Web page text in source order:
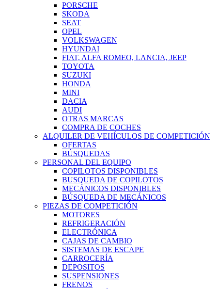
PORSCHE
SKODA
SEAT
OPEL
VOLKSWAGEN
HYUNDAI
FIAT, ALFA ROMEO, LANCIA, JEEP
TOYOTA
SUZUKI
HONDA
MINI
DACIA
AUDI
OTRAS MARCAS
COMPRA DE COCHES
ALQUILER DE VEHÍCULOS DE COMPETICIÓN
OFERTAS
BÚSQUEDAS
PERSONAL DEL EQUIPO
COPILOTOS DISPONIBLES
BUSQUEDA DE COPILOTOS
MECÁNICOS DISPONIBLES
BÚSQUEDA DE MECÁNICOS
PIEZAS DE COMPETICIÓN
MOTORES
REFRIGERACIÓN
ELECTRÓNICA
CAJAS DE CAMBIO
SISTEMAS DE ESCAPE
CARROCERÍA
DEPOSITOS
SUSPENSIONES
FRENOS